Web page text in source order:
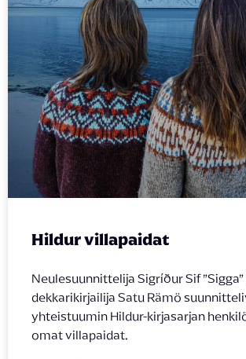
Hildur villapaidat
Neulesuunnittelija Sigríður Sif
dekkarikirjailija Satu Rämö
yhteistuumin Hildur-kirjasarjan
omat villapaidat.